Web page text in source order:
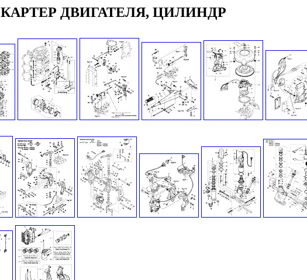
КАРТЕР ДВИГАТЕЛЯ, ЦИЛИНДР